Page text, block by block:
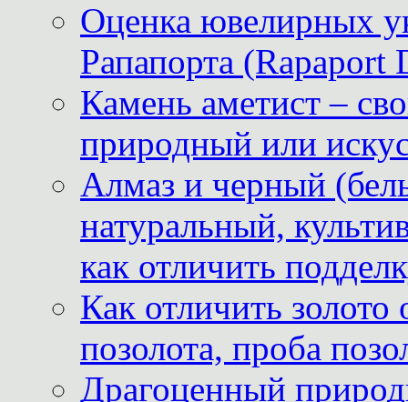
Оценка ювелирных
Рапапорта (Rapaport
Камень аметист –
природный или
Алмаз и черный
натуральный,
как отличить
Как отличить
позолота, проба
Драгоценный